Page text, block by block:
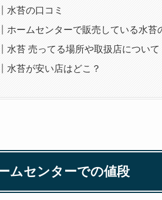
水苔の口コミ
ホームセンターで販売している水苔
水苔 売ってる場所や取扱店について
水苔が安い店はどこ？
ムセンターでの値段